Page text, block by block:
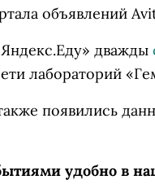
объявлений
дважды
лабораторий
появились
удобно в